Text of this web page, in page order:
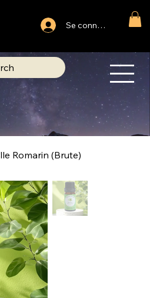
Se connecter
Romarin (Brute)